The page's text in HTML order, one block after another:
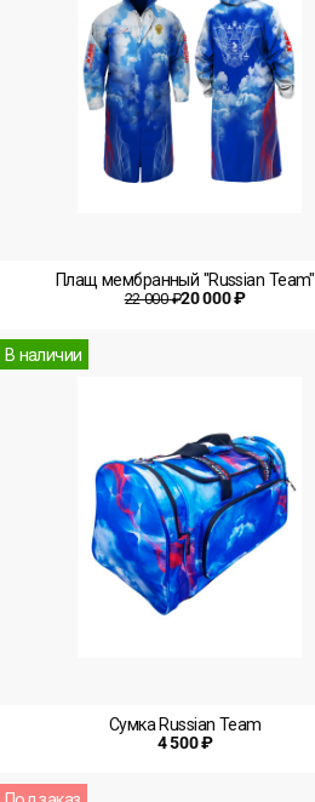
Плащ мембранный "Russian Team"
22 000 ₽20 000 ₽
В наличии
Сумка Russian Team
4 500 ₽